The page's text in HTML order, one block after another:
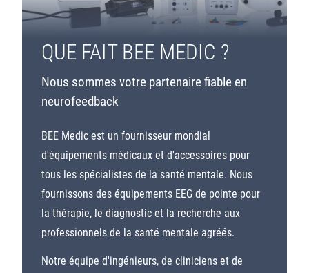
QUE FAIT BEE MEDIC ?
Nous sommes votre partenaire fiable en
neurofeedback
BEE Medic est un fournisseur mondial
d'équipements médicaux et d'accessoires pour
tous les spécialistes de la santé mentale. Nous
fournissons des équipements EEG de pointe pour
la thérapie, le diagnostic et la recherche aux
professionnels de la santé mentale agréés.
Notre équipe d'ingénieurs, de cliniciens et de